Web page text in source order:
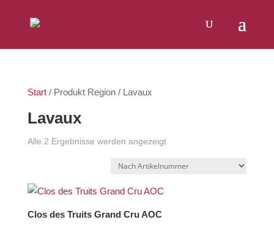
Start/ Produkt Region / Lavaux
Lavaux
Alle 2 Ergebnisse werden angezeigt
Clos des Truits Grand Cru AOC